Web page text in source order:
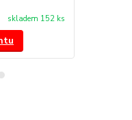
skladem 152 ks